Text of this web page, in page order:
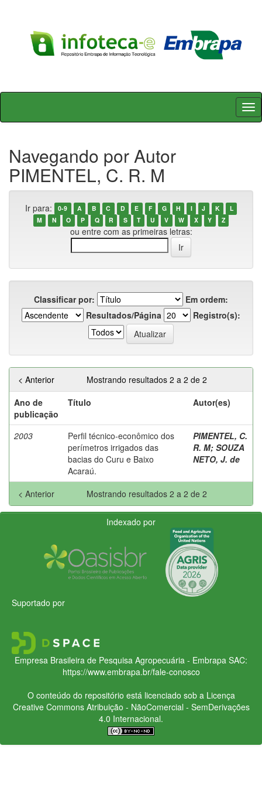
Skip
Navegando por Autor
PIMENTEL, C. R. M
Ir para: 0-9 A B C D E F G H I J K
L
M
N O P Q R S T U V W X Y Z
ou entre com as primeiras letras:
Classificar por:
Em ordem:
Resultados/Página
Registro(s):
Mostrando resultados 2 a 2 de 2
< Anterior
Ano de
publicação
Título Autor(es)
2003
Perfil técnico-econômico dos
perímetros irrigados das
bacias do Curu e Baixo
Acaraú.
PIMENTEL, C.
R. M; SOUZA
NETO, J. de
Mostrando resultados 2 a 2 de 2
< Anterior
Indexado por
Suportado por
Empresa Brasileira de Pesquisa Agropecuária - Embrapa SAC:
https://www.embrapa.br/fale-conosco
O conteúdo do repositório está licenciado sob a Licença
Creative CommonsAtribuição - NãoComercial - SemDerivações
4.0 Internacional.